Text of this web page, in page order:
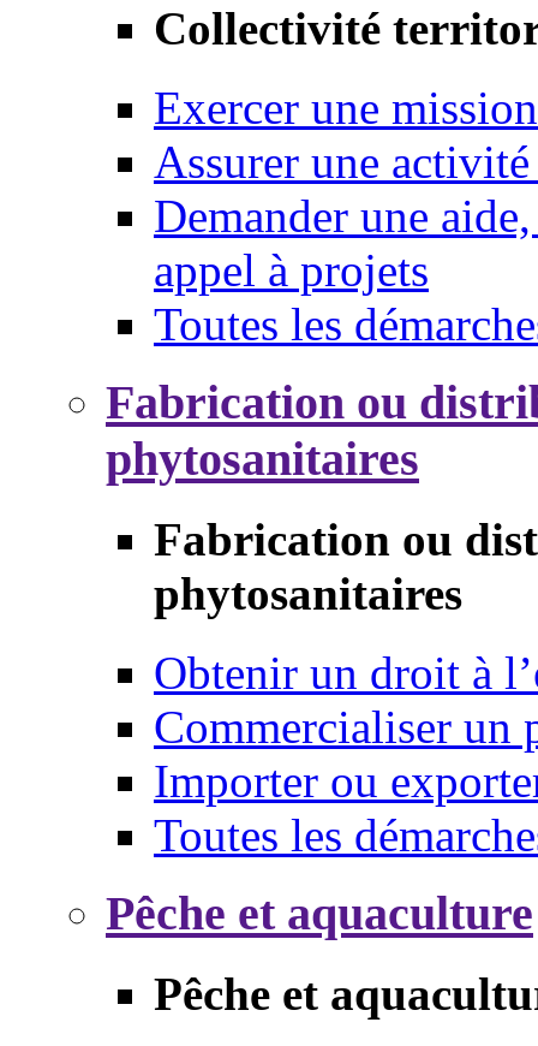
Collectivité
Exercer une mission
Assurer une
Demander une
appel à projets
Toutes les
Fabrication ou
phytosanitaires
Fabrication ou
phytosanitaires
Obtenir un droit à
Commercialiser un
Importer ou
Toutes les
Pêche et aquaculture
Pêche et